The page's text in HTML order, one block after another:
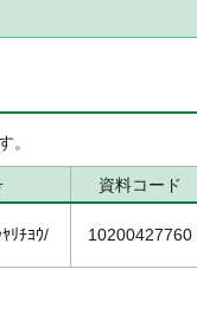
。
資料コード
ﾘﾁﾖｳ/ 10200427760